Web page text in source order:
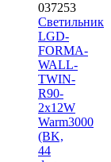
037253
Светильник
LGD-
FORMA-
WALL-
TWIN-
R90-
2x12W
Warm3000
(BK,
44